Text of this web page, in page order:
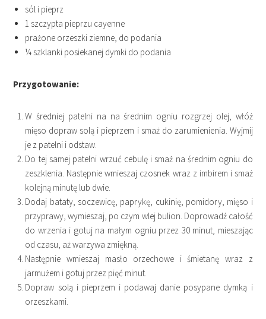
sól i pieprz
1 szczypta pieprzu cayenne
prażone orzeszki ziemne, do podania
¼ szklanki posiekanej dymki do podania
Przygotowanie:
W średniej patelni na na średnim ogniu rozgrzej olej, włóż
mięso dopraw solą i pieprzem i smaż do zarumienienia. Wyjmij
je z patelni i odstaw.
Do tej samej patelni wrzuć cebulę i smaż na średnim ogniu do
zeszklenia. Następnie wmieszaj czosnek wraz z imbirem i smaż
kolejną minutę lub dwie.
Dodaj bataty, soczewicę, paprykę, cukinię, pomidory, mięso i
przyprawy, wymieszaj, po czym wlej bulion. Doprowadź całość
do wrzenia i gotuj na małym ogniu przez 30 minut, mieszając
od czasu, aż warzywa zmiękną.
Następnie wmieszaj masło orzechowe i śmietanę wraz z
jarmużem i gotuj przez pięć minut.
Dopraw solą i pieprzem i podawaj danie posypane dymką i
orzeszkami.